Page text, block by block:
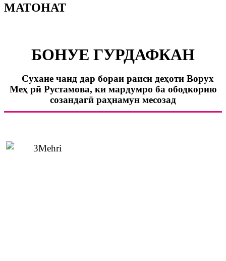
МАТОНАТ
БОНУЕ ГУРДАФКАН
Сухане чанд дар бораи раиси деҳоти Ворух
МеҳрӣРустамова, ки мардумро ба ободкорию
созандагӣ раҳнамун месозад